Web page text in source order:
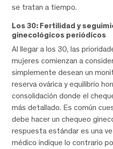
se tratan a tiempo.
Los 30: Fertilidad y
ginecológicos periódicos
Al llegar a los 30, las
mujeres comienzan a
simplemente desean un
reserva ovárica y equilibrio
consolidación donde el
más detallado. Es común
debe hacer un chequeo
respuesta estándar es una
médico indique lo contrario